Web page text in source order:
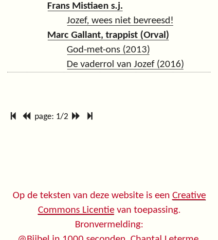
Frans Mistiaen s.j.
Jozef, wees niet bevreesd!
Marc Gallant, trappist (Orval)
God-met-ons (2013)
De vaderrol van Jozef (2016)
page: 1/2
Op de teksten van deze website is een Creative
Commons Licentievan toepassing.
Bronvermelding: